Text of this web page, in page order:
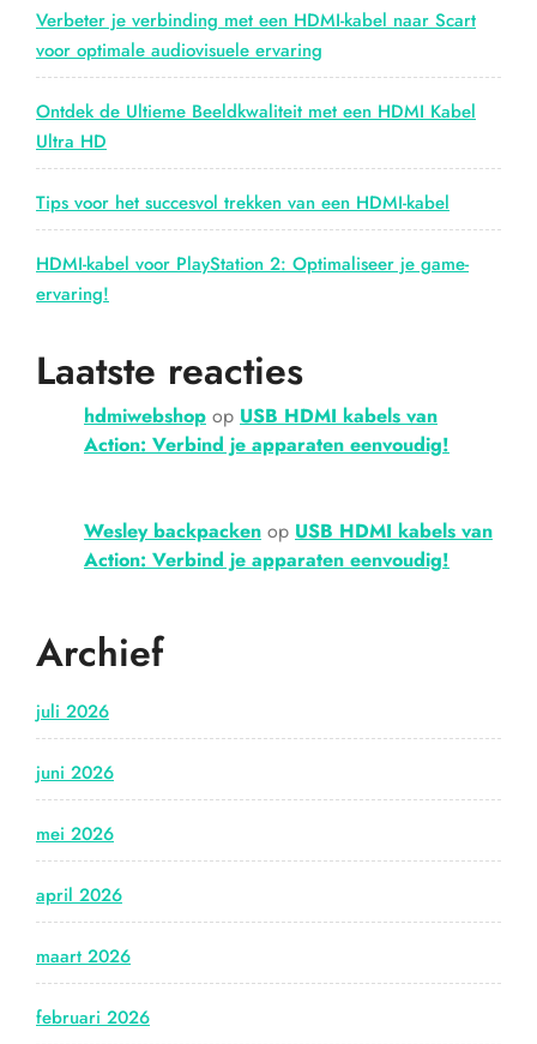
Verbeter je verbinding met een HDMI-kabel naar Scart
voor optimale audiovisuele ervaring
Ontdek de Ultieme Beeldkwaliteit met een HDMI Kabel
Ultra HD
Tips voor het succesvol trekken van een HDMI-kabel
HDMI-kabel voor PlayStation 2: Optimaliseer je game-
ervaring!
Laatste reacties
hdmiwebshop op USB HDMI kabels van
Action: Verbind je apparaten eenvoudig!
Wesley backpacken op USB HDMI kabels van
Action: Verbind je apparaten eenvoudig!
Archief
juli 2026
juni 2026
mei 2026
april 2026
maart 2026
februari 2026